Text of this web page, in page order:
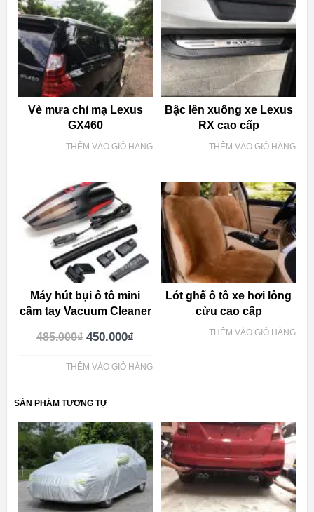
Vè mưa chỉ mạ Lexus
GX460
THÊM VÀO GIỎ HÀNG
Bậc lên xuống xe Lexus
RX cao cấp
THÊM VÀO GIỎ HÀNG
Máy hút bụi ô tô mini
cầm tay Vacuum Cleaner
485.000₫ 450.000₫
THÊM VÀO GIỎ HÀNG
Lót ghế ô tô xe hơi lông
cừu cao cấp
THÊM VÀO GIỎ HÀNG
SẢN PHẨM TƯƠNG TỰ